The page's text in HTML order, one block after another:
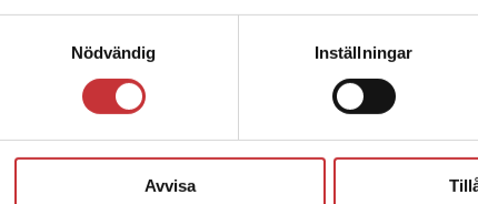
Nödvändig
Inställningar
Avvisa
Marie Karlsson
grundlärare i fritidshem,
fritidspedagog,